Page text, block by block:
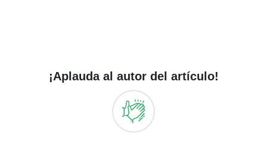
¡Aplauda al autor del artículo!